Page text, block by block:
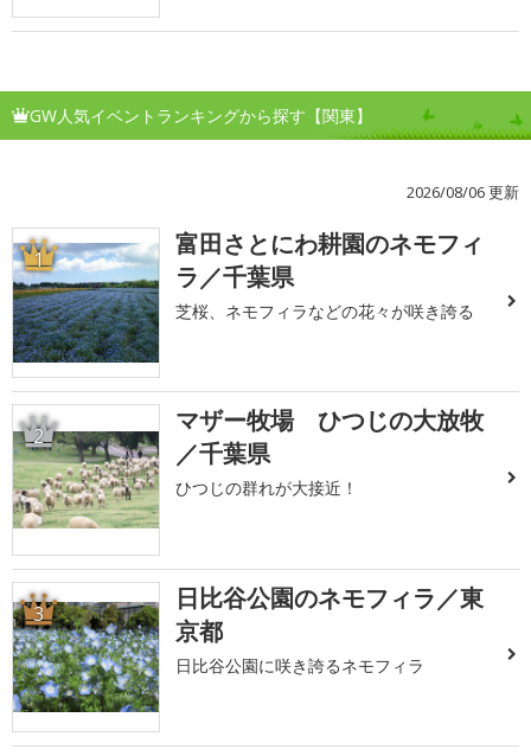
GW人気イベントランキングから探す【関東】
2026/08/06 更新
1
富田さとにわ耕園のネモフィ
ラ／千葉県
芝桜、ネモフィラなどの花々が咲き誇る
2
マザー牧場 ひつじの大放牧
／千葉県
ひつじの群れが大接近！
3
日比谷公園のネモフィラ／東
京都
日比谷公園に咲き誇るネモフィラ